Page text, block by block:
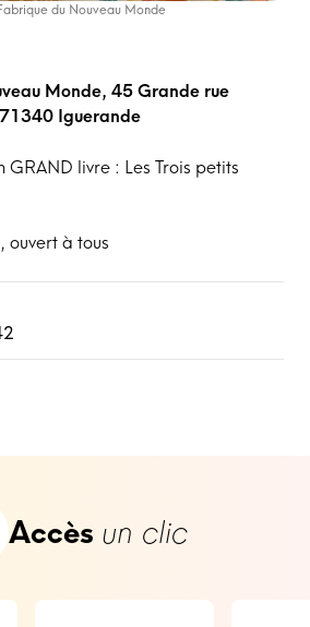
du Nouveau Monde
Monde, 45 Grande rue
Iguerande
GRAND livre : Les Trois petits
ouvert à tous
Accès un clic